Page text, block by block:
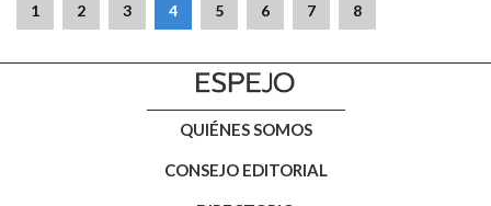
1 2 3 4 5 6 7 8
QUIÉNES SOMOS
CONSEJO EDITORIAL